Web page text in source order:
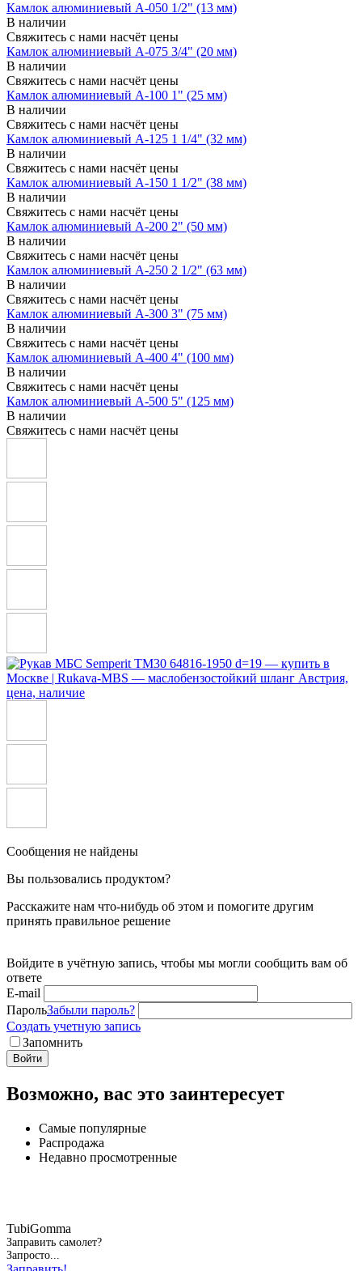
Камлок алюминиевый A-050 1/2" (13 мм)
В наличии
Свяжитесь с нами насчёт цены
Камлок алюминиевый A-075 3/4" (20 мм)
В наличии
Свяжитесь с нами насчёт цены
Камлок алюминиевый A-100 1" (25 мм)
В наличии
Свяжитесь с нами насчёт цены
Камлок алюминиевый A-125 1 1/4" (32 мм)
В наличии
Свяжитесь с нами насчёт цены
Камлок алюминиевый A-150 1 1/2" (38 мм)
В наличии
Свяжитесь с нами насчёт цены
Камлок алюминиевый A-200 2" (50 мм)
В наличии
Свяжитесь с нами насчёт цены
Камлок алюминиевый A-250 2 1/2" (63 мм)
В наличии
Свяжитесь с нами насчёт цены
Камлок алюминиевый A-300 3" (75 мм)
В наличии
Свяжитесь с нами насчёт цены
Камлок алюминиевый A-400 4" (100 мм)
В наличии
Свяжитесь с нами насчёт цены
Камлок алюминиевый A-500 5" (125 мм)
В наличии
Свяжитесь с нами насчёт цены
Сообщения не найдены
Вы пользовались продуктом?
Расскажите нам что-нибудь об этом и помогите другим
принять правильное решение
Войдите в учётную запись, чтобы мы могли сообщить вам об
ответе
E-mail
ПарольЗабыли пароль?
Создать учетную запись
Запомнить
Войти
Возможно, вас это заинтересует
Самые популярные
Распродажа
Недавно просмотренные
TubiGomma
Заправить самолет?
Запросто...